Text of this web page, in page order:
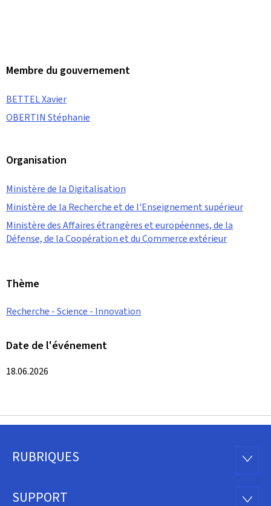
Membre du gouvernement
BETTEL Xavier
OBERTIN Stéphanie
Organisation
Ministère de la Digitalisation
Ministère de la Recherche et de l'Enseignement supérieur
Ministère des Affaires étrangères et européennes, de la
Défense, de la Coopération et du Commerce extérieur
Thème
Recherche - Science - Innovation
Date de l'événement
18.06.2026
Pied
RUBRIQUES
SUPPORT